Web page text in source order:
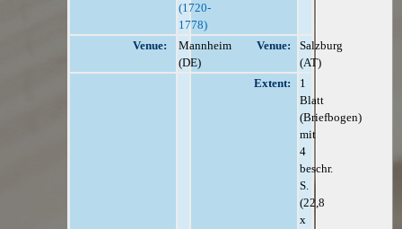
(1720-
1778)
Venue:
Mannheim
(DE)
Venue:
Salzburg
(AT)
Extent:
1
Blatt
(Briefbogen)
mit
4
beschr.
S.
(22,8
x